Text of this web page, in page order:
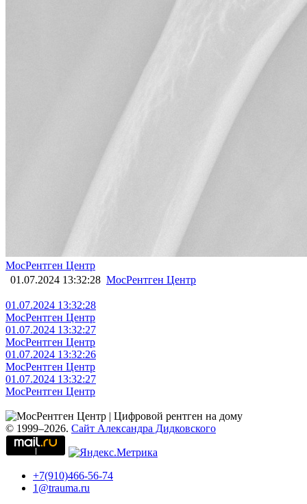
МосРентген Центр
01.07.2024 13:32:28 МосРентген Центр
01.07.2024 13:32:28
МосРентген Центр
01.07.2024 13:32:27
МосРентген Центр
01.07.2024 13:32:26
МосРентген Центр
01.07.2024 13:32:27
МосРентген Центр
© 1999–2026. Сайт Александра Дидковского
+7(910)466-56-74
1@trauma.ru